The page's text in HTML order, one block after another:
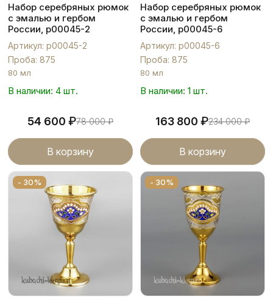
Набор серебряных рюмок
с эмалью и гербом
России, р00045-2
Артикул: р00045-2
Проба: 875
80 мл
В наличии: 4 шт.
54 600 ₽78 000₽
В корзину
Набор серебряных рюмок
с эмалью и гербом
России, р00045-6
Артикул: р00045-6
Проба: 875
80 мл
В наличии: 1 шт.
163 800 ₽234 000₽
В корзину
- 30% - 30%